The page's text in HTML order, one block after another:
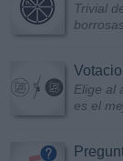
Trivial
Elige al
es el